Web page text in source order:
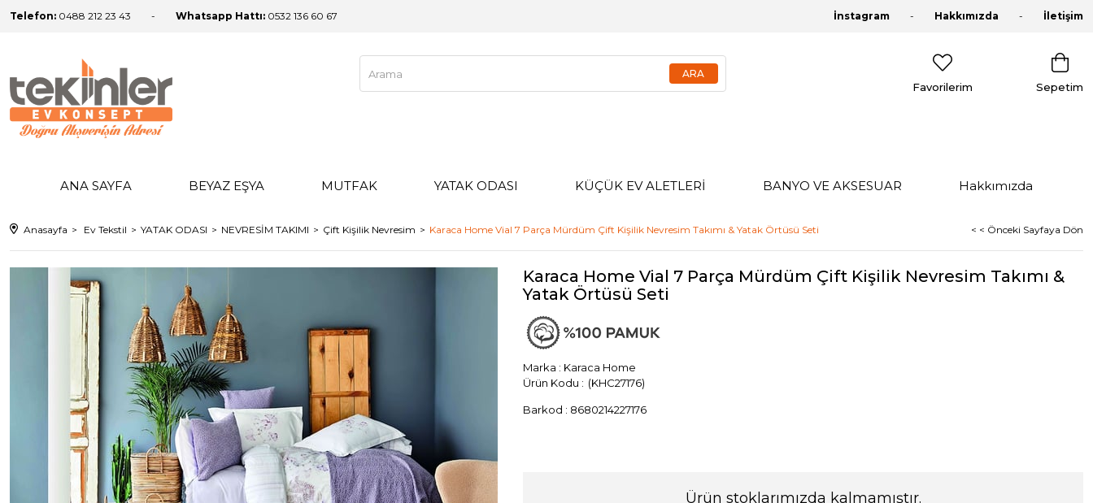
Telefon: 0488 212 23 43 Whatsapp Hattı: 0532 136 60 67 İnstagram Hakkımızda İletişim
Sepetim
Favorilerim
ANA SAYFA BEYAZ EŞYA MUTFAK YATAK ODASI KÜÇÜK EV ALETLERİ BANYO VE AKSESUAR Hakkımızda
Anasayfa Ev Tekstil YATAK ODASI NEVRESİM TAKIMI Çift Kişilik Nevresim Karaca Home Vial 7 Parça Mürdüm Çift Kişilik Nevresim Takımı & Yatak Örtüsü Seti < < Önceki Sayfaya Dön
Karaca Home Vial 7 Parça Mürdüm Çift Kişilik Nevresim Takımı &
Yatak Örtüsü Seti
Marka : Karaca Home
(KHC27176)
Barkod : 8680214227176
Ürün stoklarımızda kalmamıştır.